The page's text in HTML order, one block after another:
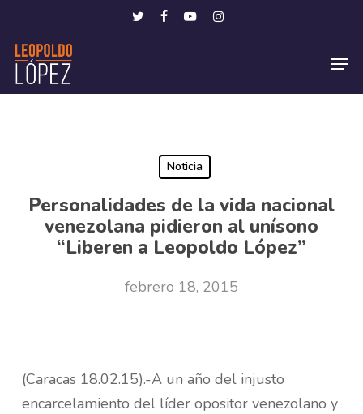
main
content
twitterfacebookyoutubeinstagram
Noticia
Personalidades de la vida nacional
venezolana pidieron al unísono
“Liberen a Leopoldo López”
febrero 18, 2015
(Caracas 18.02.15).-A un año del injusto
encarcelamiento del líder opositor venezolano y